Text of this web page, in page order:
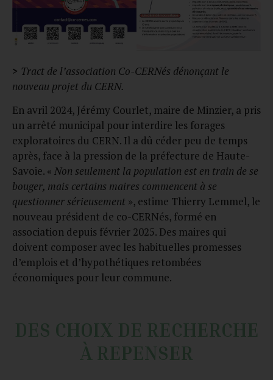
> Tract de l’association Co-CERNés dénonçant le
nouveau projet du CERN.
En avril 2024, Jérémy Courlet, maire de Minzier, a pris
un arrêté municipal pour interdire les forages
exploratoires du CERN. Il a dû céder peu de temps
après, face à la pression de la préfecture de Haute-
Savoie. « Non seulement la population est en train de se
bouger, mais certains maires commencent à se
questionner sérieusement », estime Thierry Lemmel, le
nouveau président de co-CERNés, formé en
association depuis février 2025. Des maires qui
doivent composer avec les habituelles promesses
d’emplois et d’hypothétiques retombées
économiques pour leur commune.
DES CHOIX DE RECHERCHE
À REPENSER